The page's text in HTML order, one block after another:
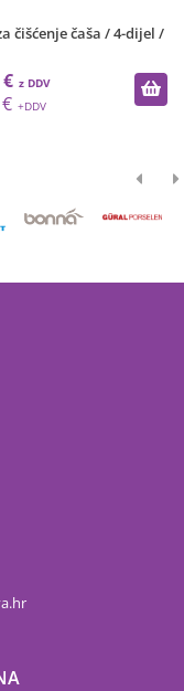
čišćenje čaša / 4-dijel /